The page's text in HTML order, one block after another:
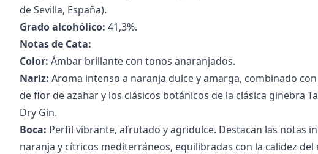
de Sevilla, España).
Grado alcohólico: 41,3%.
Notas de Cata:
Color: Ámbar brillante con tonos anaranjados.
Nariz: Aroma intenso a naranja dulce y amarga, combinado
de flor de azahar y los clásicos botánicos de la clásica ginebra
Dry Gin.
Boca: Perfil vibrante, afrutado y agridulce. Destacan las notas
naranja y cítricos mediterráneos, equilibradas con la calidez del